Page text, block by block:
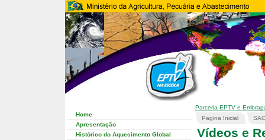
Home
Apresentação
Histórico do Aquecimento Global
Parceria EPTV e
Pagina Inicial
SAC
Vídeos e